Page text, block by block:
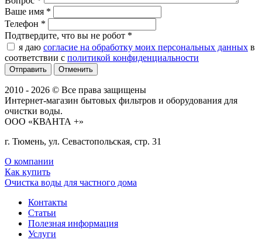
Ваше имя *
Телефон *
Подтвердите, что вы не робот *
я даю согласие на обработку моих персональных данных в
соответствии с политикой конфиденциальности
Отменить
2010 - 2026 © Все права защищены
Интернет-магазин бытовых фильтров и оборудования для
очистки воды.
ООО «КВАНТА +»
г. Тюмень, ул. Севастопольская, стр. 31
О компании
Как купить
Очистка воды для частного дома
Контакты
Статьи
Полезная информация
Услуги